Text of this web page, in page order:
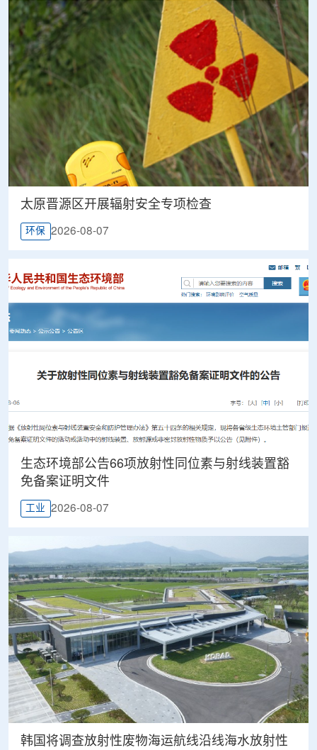
太原晋源区开展辐射安全专项检查
环保 2026-08-07
生态环境部公告66项放射性同位素与射线装置豁
免备案证明文件
工业 2026-08-07
韩国将调查放射性废物海运航线沿线海水放射性